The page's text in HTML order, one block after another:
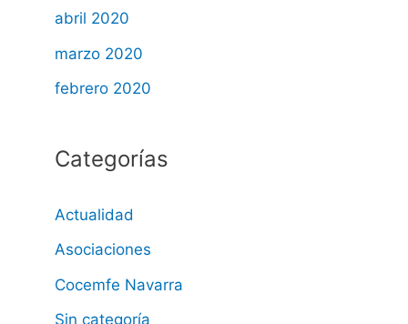
abril 2020
marzo 2020
febrero 2020
Categorías
Actualidad
Asociaciones
Cocemfe Navarra
Sin categoría